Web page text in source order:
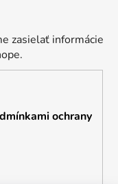
zasielať informácie
ochrany